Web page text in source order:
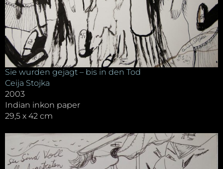
Sie wurden gejagt – bis in den Tod
Ceija Stojka
2003
Indian inkon paper
29,5 x 42 cm